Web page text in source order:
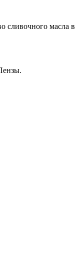
сливочного масла в